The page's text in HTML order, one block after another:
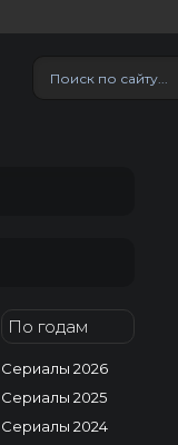
По годам
Сериалы 2026
Сериалы 2025
Сериалы 2024